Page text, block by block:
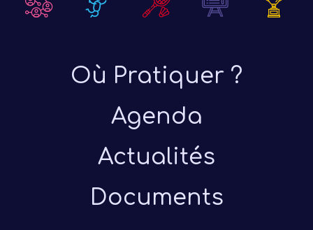
Où Pratiquer ?
Agenda
Actualités
Documents